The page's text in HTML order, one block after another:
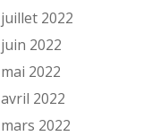
juillet 2022
juin 2022
mai 2022
avril 2022
mars 2022